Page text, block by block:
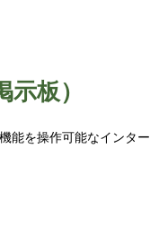
板）
能を操作可能なインター